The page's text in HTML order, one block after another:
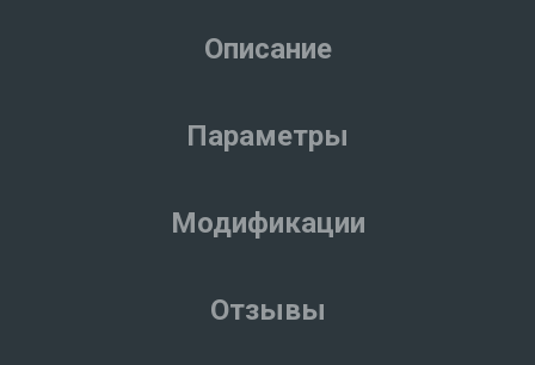
Описание
Параметры
Модификации
Отзывы